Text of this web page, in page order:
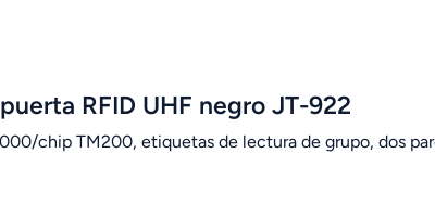
RFID UHF negro JT-922
chip TM200, etiquetas de lectura de grupo, dos